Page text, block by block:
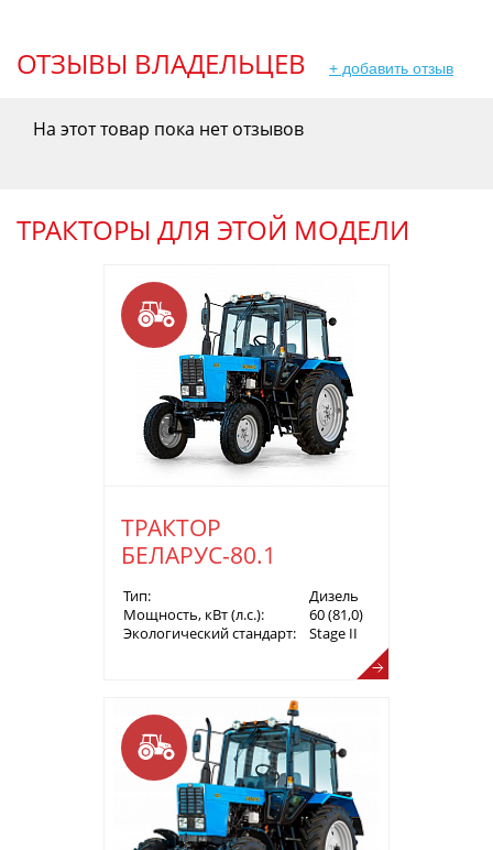
ОТЗЫВЫ ВЛАДЕЛЬЦЕВ + добавить отзыв
На этот товар пока нет отзывов
ТРАКТОРЫ ДЛЯ ЭТОЙ МОДЕЛИ
ТРАКТОР
БЕЛАРУС-80.1
Тип:
Дизель
Мощность, кВт (л.с.):
60 (81,0)
Экологический стандарт:
Stage II